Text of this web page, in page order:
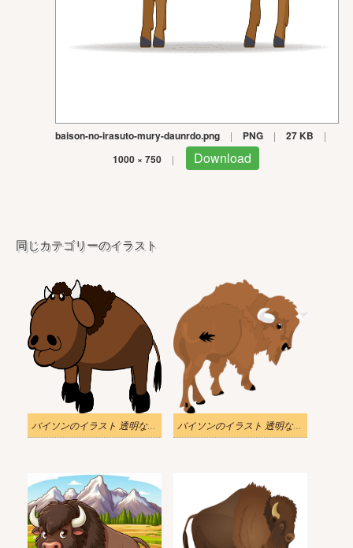
baison-no-irasuto-mury-daunrdo.png | PNG | 27 KB |
1000 × 750 | Download
同じカテゴリーのイラスト
バイソンのイラスト 透明な背景 2 バイソンのイラスト 透明な背景